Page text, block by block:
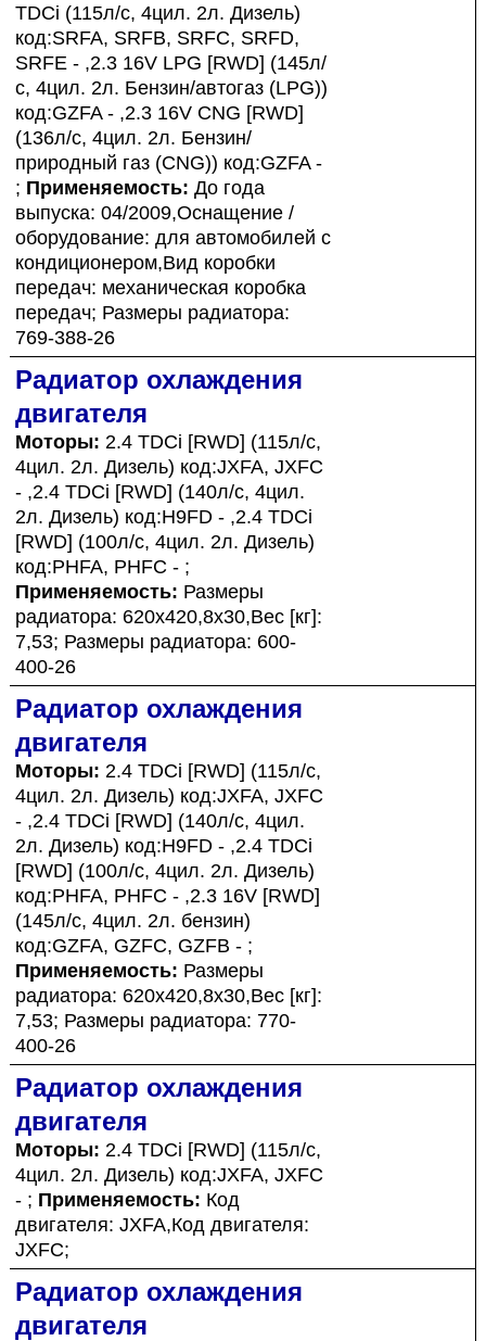
TDCi (115л/с, 4цил. 2л. Дизель)
код:SRFA, SRFB, SRFC, SRFD,
SRFE - ,2.3 16V LPG [RWD] (145л/
с, 4цил. 2л. Бензин/автогаз (LPG))
код:GZFA - ,2.3 16V CNG [RWD]
(136л/с, 4цил. 2л. Бензин/
природный газ (CNG)) код:GZFA -
; Применяемость: До года
выпуска: 04/2009,Оснащение /
оборудование: для автомобилей с
кондиционером,Вид коробки
передач: механическая коробка
передач; Размеры радиатора:
769-388-26
Радиатор охлаждения
двигателя
Моторы: 2.4 TDCi [RWD] (115л/с,
4цил. 2л. Дизель) код:JXFA, JXFC
- ,2.4 TDCi [RWD] (140л/с, 4цил.
2л. Дизель) код:H9FD - ,2.4 TDCi
[RWD] (100л/с, 4цил. 2л. Дизель)
код:PHFA, PHFC - ;
Применяемость: Размеры
радиатора: 620x420,8x30,Вес [кг]:
7,53; Размеры радиатора: 600-
400-26
Радиатор охлаждения
двигателя
Моторы: 2.4 TDCi [RWD] (115л/с,
4цил. 2л. Дизель) код:JXFA, JXFC
- ,2.4 TDCi [RWD] (140л/с, 4цил.
2л. Дизель) код:H9FD - ,2.4 TDCi
[RWD] (100л/с, 4цил. 2л. Дизель)
код:PHFA, PHFC - ,2.3 16V [RWD]
(145л/с, 4цил. 2л. бензин)
код:GZFA, GZFC, GZFB - ;
Применяемость: Размеры
радиатора: 620x420,8x30,Вес [кг]:
7,53; Размеры радиатора: 770-
400-26
Радиатор охлаждения
двигателя
Моторы: 2.4 TDCi [RWD] (115л/с,
4цил. 2л. Дизель) код:JXFA, JXFC
- ; Применяемость: Код
двигателя: JXFA,Код двигателя:
JXFC;
Радиатор охлаждения
двигателя